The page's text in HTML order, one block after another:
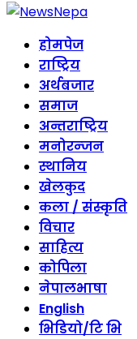
होमपेज
राष्ट्रिय
अर्थबजार
समाज
अन्तराष्ट्रिय
मनोरन्जन
स्थानिय
खेलकुद
कला / संस्कृति
विचार
साहित्य
कोपिला
नेपालभाषा
English
भिडियो/टि भि